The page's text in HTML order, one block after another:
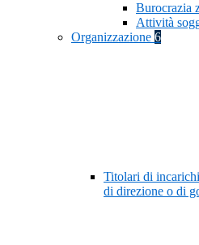
Burocrazia
Attività
Organizzazione 6
Titolari di
di direzione o di